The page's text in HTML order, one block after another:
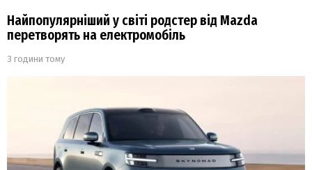
Найпопулярніший у світі родстер від Mazda
перетворять на електромобіль
3 години тому